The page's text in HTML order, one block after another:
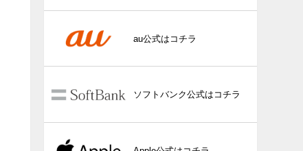
au公式はコチラ
ソフトバンク公式はコチラ